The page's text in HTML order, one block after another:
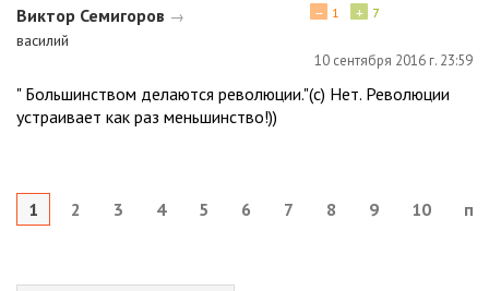
Виктор Семигоров →
василий
+ 7
− 1
10 сентября 2016 г. 23:59
" Большинством делаются революции."(с) Нет. Революции
устраивает как раз меньшинство!))
1 2 3 4 5 6 7 8 9 10